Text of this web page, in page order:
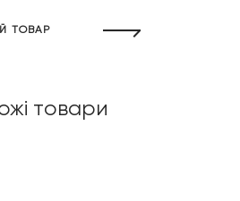
ТОВАР
товари